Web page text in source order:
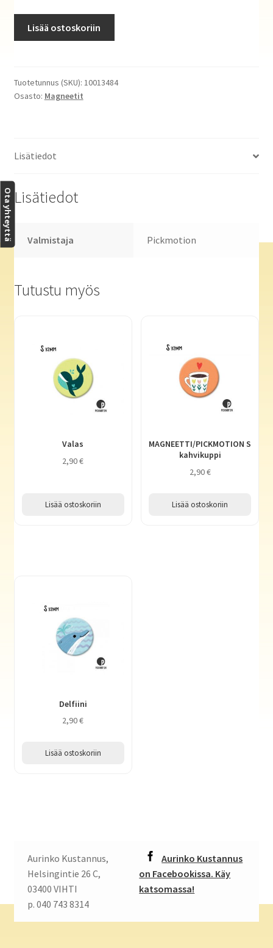
Lisää ostoskoriin
Tuotetunnus (SKU): 10013484
Osasto: Magneetit
Lisätiedot
Lisätiedot
Valmistaja Pickmotion
Tutustu myös
Valas
2,90€
Lisää ostoskoriin
MAGNEETTI/PICKMOTION S
kahvikuppi
2,90€
Lisää ostoskoriin
Delfiini
2,90€
Lisää ostoskoriin
Aurinko Kustannus,
Helsingintie 26 C,
03400 VIHTI
p. 040 743 8314
Aurinko Kustannus
on Facebookissa. Käy
katsomassa!
Ota yhteyttä